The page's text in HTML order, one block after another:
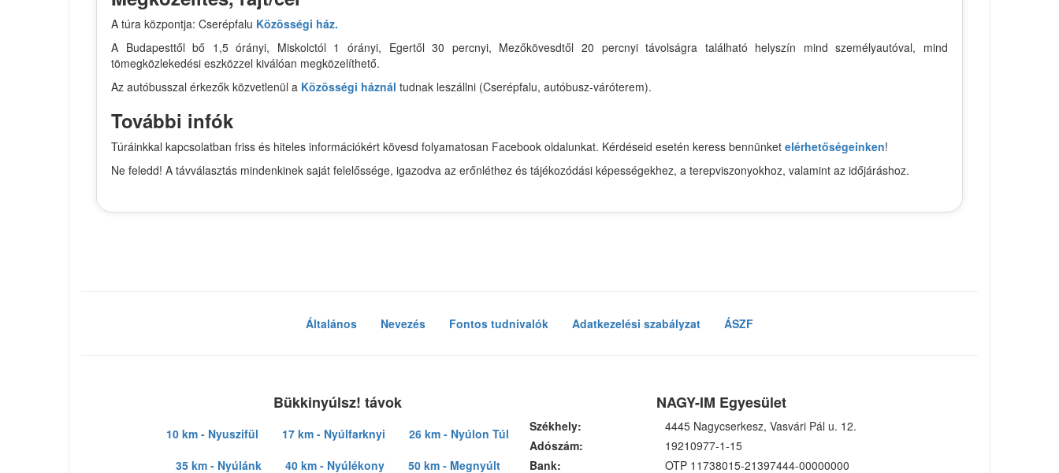
A túra központja: Cserépfalu Közösségi ház.
A Budapesttől bő 1,5 órányi, Miskolctól 1 órányi, Egertől 30 percnyi, Mezőkövesdtől 20 percnyi távolságra található helyszín mind személyautóval, mind
tömegközlekedési eszközzel kiválóan megközelíthető.
Az autóbusszal érkezők közvetlenül a Közösségi háznál tudnak leszállni (Cserépfalu, autóbusz-váróterem).
További infók
Túráinkkal kapcsolatban friss és hiteles információkért kövesd folyamatosan Facebook oldalunkat. Kérdéseid esetén keress bennünket elérhetőségeinken!
Ne feledd! A távválasztás mindenkinek saját felelőssége, igazodva az erőnléthez és tájékozódási képességekhez, a terepviszonyokhoz, valamint az időjáráshoz.
Általános Nevezés Fontos tudnivalók Adatkezelési szabályzat ÁSZF
Bükkinyúlsz! távok
10 km - Nyuszifül 17 km - Nyúlfarknyi
26 km - Nyúlon Túl
35 km - Nyúlánk
40 km - Nyúlékony
50 km - Megnyúlt
NAGY-IM Egyesület
Székhely:
4445 Nagycserkesz, Vasvári Pál u. 12.
Adószám:
19210977-1-15
Bank:
OTP 11738015-21397444-00000000